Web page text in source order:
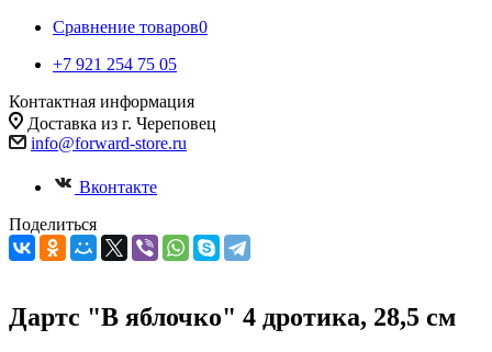
Сравнение товаров0
+7 921 254 75 05
Контактная информация
Доставка из г. Череповец
info@forward-store.ru
Вконтакте
Поделиться
Дартс "В яблочко" 4 дротика, 28,5 см